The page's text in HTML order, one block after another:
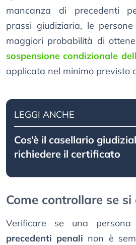
mancanza di precedenti
prassi giudiziaria, le
maggiori probabilità di
sospensione condizionale
applicata nel minimo previsto
LEGGI ANCHE
Cos’è il casellario
richiedere il certificato
Come controllare se si
Verificare se una
precedenti penali non è